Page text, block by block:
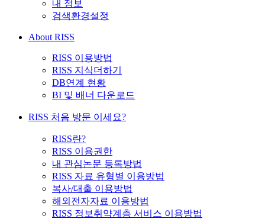
내 정보
검색환경설정
About RISS
RISS 이용방법
RISS 지식더하기
DB연계 현황
BI 및 배너 다운로드
RISS 처음 방문 이세요?
RISS란?
RISS 이용권한
내 관심논문 등록방법
RISS 자료 유형별 이용방법
복사/대출 이용방법
해외전자자료 이용방법
RISS 정보취약계층 서비스 이용방법